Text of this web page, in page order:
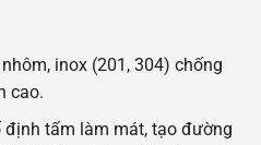
inox (201, 304) chống
cao.
định tấm làm mát, tạo đường